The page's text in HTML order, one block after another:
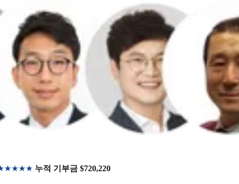
누적 기부금 $720,220